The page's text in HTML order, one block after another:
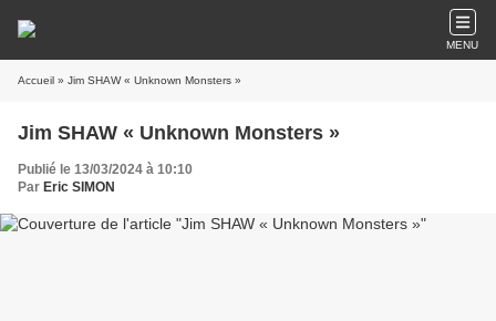
MENU
Accueil » Jim SHAW « Unknown Monsters »
Jim SHAW « Unknown Monsters »
Publié le 13/03/2024 à 10:10
Par Eric SIMON